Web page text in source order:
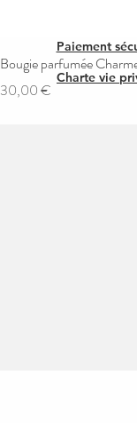
Bougie parfumée
Prix
30,00 €
Paiement
Charte vie